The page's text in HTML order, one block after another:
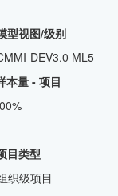
级别
ML5
项目
型
目